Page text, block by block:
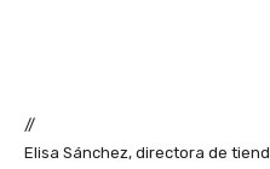
//
Elisa Sánchez, directora de